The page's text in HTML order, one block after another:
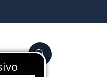
Cerca